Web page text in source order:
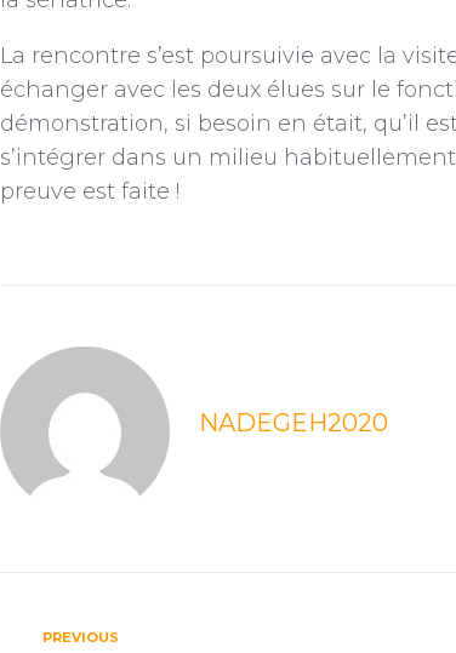
La rencontre s’est poursuivie avec la
échanger avec les deux élues sur le
démonstration, si besoin en était, qu’il
s’intégrer dans un milieu
preuve est faite !
NADEGEH2020
PREVIOUS